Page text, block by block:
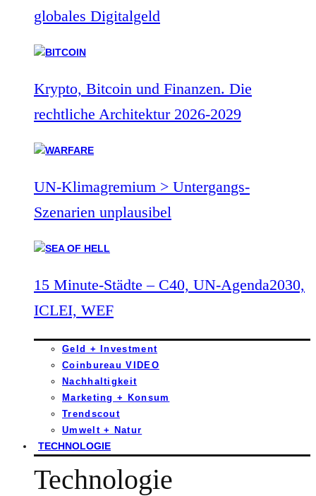
globales Digitalgeld
Krypto, Bitcoin und Finanzen. Die
rechtliche Architektur 2026-2029
UN-Klimagremium > Untergangs-
Szenarien unplausibel
15 Minute-Städte – C40, UN-Agenda2030,
ICLEI, WEF
Geld + Investment
Coinbureau VIDEO
Nachhaltigkeit
Marketing + Konsum
Trendscout
Umwelt + Natur
TECHNOLOGIE
Technologie